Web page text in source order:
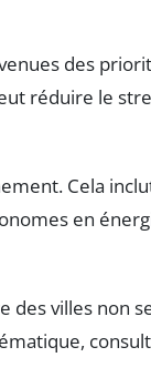
des
réduire le
Cela
en
des villes